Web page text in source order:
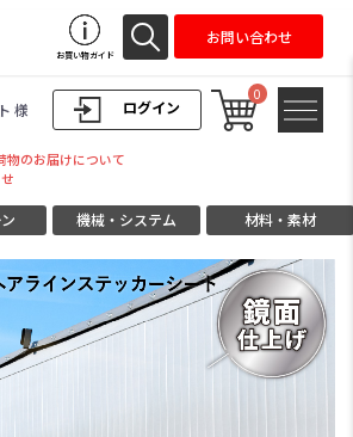
ログイン
様
0
お買い物ガイド
お問い合わせ
物のお届けについて
機械・システム 材料・素材